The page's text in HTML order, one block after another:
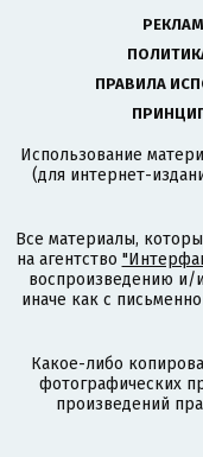
ПРАВИЛА
Использование
(для интернет-
Все материалы,
на агентство
воспроизведению и/
иначе как с
Какое-либо
фотографических
произведений